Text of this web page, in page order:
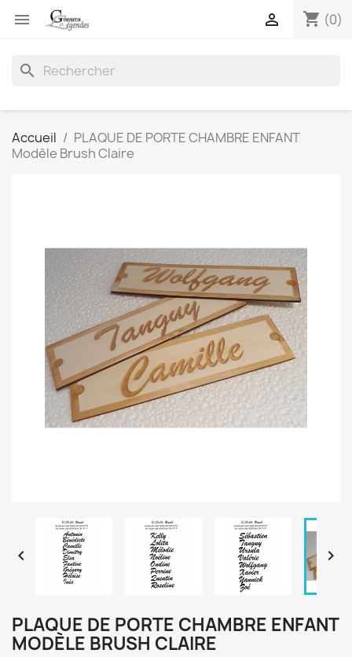
 shopping_cart (0)

search
Accueil
PLAQUE DE PORTE CHAMBRE ENFANT
Modèle Brush Claire
 
PLAQUE DE PORTE CHAMBRE ENFANT
MODÈLE BRUSH CLAIRE